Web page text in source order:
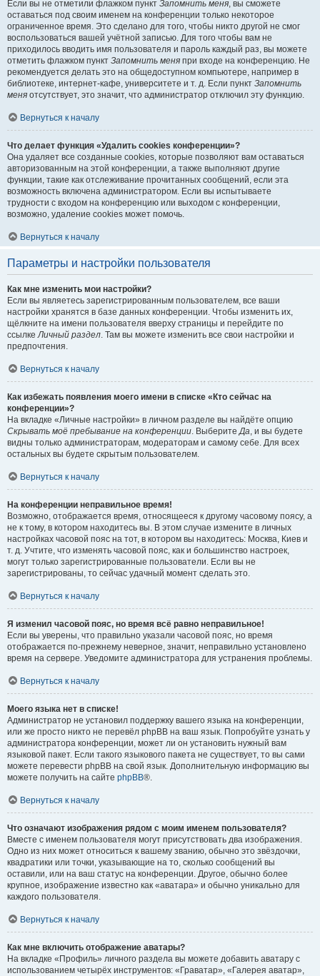
Если вы не отметили флажком пункт Запомнить меня, вы сможете
оставаться под своим именем на конференции только некоторое
ограниченное время. Это сделано для того, чтобы никто другой не смог
воспользоваться вашей учётной записью. Для того чтобы вам не
приходилось вводить имя пользователя и пароль каждый раз, вы можете
отметить флажком пункт Запомнить меня при входе на конференцию. Не
рекомендуется делать это на общедоступном компьютере, например в
библиотеке, интернет-кафе, университете и т. д. Если пункт Запомнить
меня отсутствует, это значит, что администратор отключил эту функцию.
Вернуться к началу
Что делает функция «Удалить cookies конференции»?
Она удаляет все созданные cookies, которые позволяют вам оставаться
авторизованным на этой конференции, а также выполняют другие
функции, такие как отслеживание прочитанных сообщений, если эта
возможность включена администратором. Если вы испытываете
трудности с входом на конференцию или выходом с конференции,
возможно, удаление cookies может помочь.
Вернуться к началу
Параметры и настройки пользователя
Как мне изменить мои настройки?
Если вы являетесь зарегистрированным пользователем, все ваши
настройки хранятся в базе данных конференции. Чтобы изменить их,
щёлкните на имени пользователя вверху страницы и перейдите по
ссылкеЛичный раздел. Там вы можете изменить все свои настройки и
предпочтения.
Вернуться к началу
Как избежать появления моего имени в списке «Кто сейчас на
конференции»?
На вкладке «Личные настройки» в личном разделе вы найдёте опцию
Скрывать моё пребывание на конференции. ВыберитеДа, и вы будете
видны только администраторам, модераторам и самому себе. Для всех
остальных вы будете скрытым пользователем.
Вернуться к началу
На конференции неправильное время!
Возможно, отображается время, относящееся к другому часовому поясу, а
не к тому, в котором находитесь вы. В этом случае измените в личных
настройках часовой пояс на тот, в котором вы находитесь: Москва, Киев и
т. д. Учтите, что изменять часовой пояс, как и большинство настроек,
могут только зарегистрированные пользователи. Если вы не
зарегистрированы, то сейчас удачный момент сделать это.
Вернуться к началу
Я изменил часовой пояс, но время всё равно неправильное!
Если вы уверены, что правильно указали часовой пояс, но время
отображается по-прежнему неверное, значит, неправильно установлено
время на сервере. Уведомите администратора для устранения проблемы.
Вернуться к началу
Моего языка нет в списке!
Администратор не установил поддержку вашего языка на конференции,
или же просто никто не перевёл phpBB на ваш язык. Попробуйте узнать у
администратора конференции, может ли он установить нужный вам
языковой пакет. Если такого языкового пакета не существует, то вы сами
можете перевести phpBB на свой язык. Дополнительную информацию вы
можете получить на сайте phpBB®.
Вернуться к началу
Что означают изображения рядом с моим именем пользователя?
Вместе с именем пользователя могут присутствовать два изображения.
Одно из них может относиться к вашему званию, обычно это звёздочки,
квадратики или точки, указывающие на то, сколько сообщений вы
оставили, или на ваш статус на конференции. Другое, обычно более
крупное, изображение известно как «аватара» и обычно уникально для
каждого пользователя.
Вернуться к началу
Как мне включить отображение аватары?
На вкладке «Профиль» личного раздела вы можете добавить аватару с
использованием четырёх инструментов: «Граватар», «Галерея аватар»,